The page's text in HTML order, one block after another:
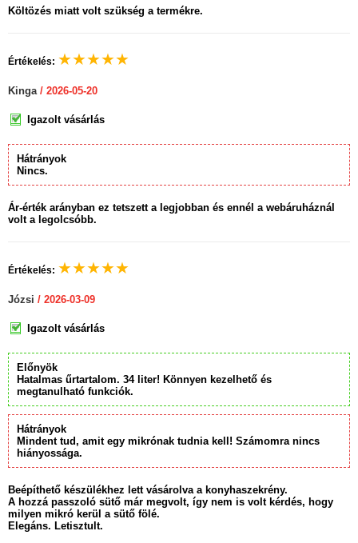
Költözés miatt volt szükség a termékre.
Értékelés: ★★★★★
Kinga/ 2026-05-20
Igazolt vásárlás
Hátrányok
Nincs.
Ár-érték arányban ez tetszett a legjobban és ennél a webáruháznál
volt a legolcsóbb.
Értékelés: ★★★★★
Józsi / 2026-03-09
Igazolt vásárlás
Előnyök
Hatalmas űrtartalom. 34 liter! Könnyen kezelhető és
megtanulható funkciók.
Hátrányok
Mindent tud, amit egy mikrónak tudnia kell! Számomra nincs
hiányossága.
Beépíthető készülékhez lett vásárolva a konyhaszekrény.
A hozzá passzoló sütő már megvolt, így nem is volt kérdés, hogy
milyen mikró kerül a sütő fölé.
Elegáns. Letisztult.